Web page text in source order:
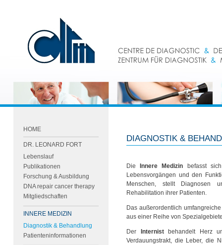
HOME
DR. LEONARD FORT
Lebenslauf
Publikationen
Forschung & Ausbildung
DNA repair cancer therapy
Mitgliedschaften
INNERE MEDIZIN
Diagnostik & Behandlung
Patienteninformationen
DIAGNOSTIK &
Die Innere Medizin befasst
Lebensvorgängen und den
Menschen, stellt Diagnosen
Rehabilitation ihrer Patienten.
Das außerordentlich
aus einer Reihe von
Der Internistbehandelt Herz
Verdauungstrakt, die Leber, die